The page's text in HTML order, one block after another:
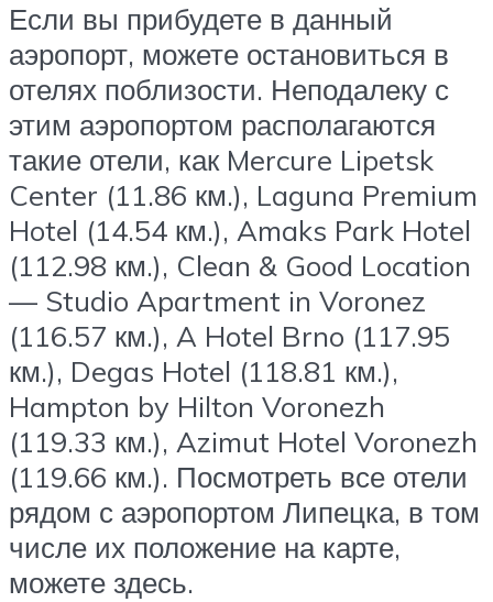
Если вы прибудете в данный
аэропорт, можете остановиться в
отелях поблизости. Неподалеку с
этим аэропортом располагаются
такие отели, как Mercure Lipetsk
Center (11.86 км.), Laguna Premium
Hotel (14.54 км.), Amaks Park Hotel
(112.98 км.), Clean & Good Location
— Studio Apartment in Voronez
(116.57 км.), A Hotel Brno (117.95
км.), Degas Hotel (118.81 км.),
Hampton by Hilton Voronezh
(119.33 км.), Azimut Hotel Voronezh
(119.66 км.). Посмотреть все отели
рядом с аэропортом Липецка, в том
числе их положение на карте,
можете здесь.